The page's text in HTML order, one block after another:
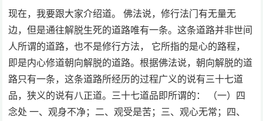
现在，我要跟大家介绍道。 佛法说，修行法门有无量无
边，但是通往解脱生死的道路唯有一条。这条道路并非世间
人所谓的道路，也不是修行方法， 它所指的是心的路程，
即是内心修道朝向解脱的道路。根据佛法说，朝向解脱的道
路只有一条，这条道路所经历的过程广义的说有三十七道
品，狭义的说有八正道。三十七道品即所谓的： （一）四
念处 一、观身不净；二、观受是苦；三、观心无常；四、